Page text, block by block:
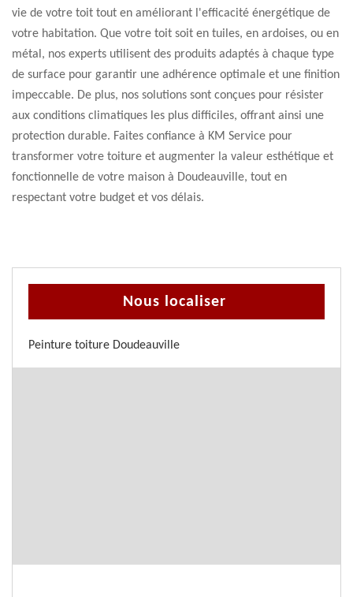
vie de votre toit tout en améliorant l'efficacité énergétique de
votre habitation. Que votre toit soit en tuiles, en ardoises, ou en
métal, nos experts utilisent des produits adaptés à chaque type
de surface pour garantir une adhérence optimale et une finition
impeccable. De plus, nos solutions sont conçues pour résister
aux conditions climatiques les plus difficiles, offrant ainsi une
protection durable. Faites confiance à KM Service pour
transformer votre toiture et augmenter la valeur esthétique et
fonctionnelle de votre maison à Doudeauville, tout en
respectant votre budget et vos délais.
Nous localiser
Peinture toiture Doudeauville